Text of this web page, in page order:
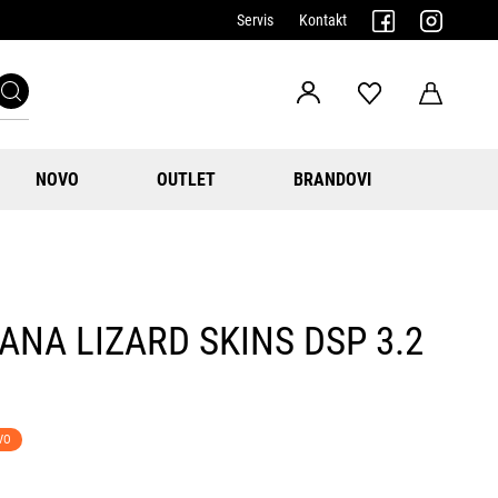
Servis Kontakt
NOVO OUTLET BRANDOVI
LIZARD SKINS DSP 3.2